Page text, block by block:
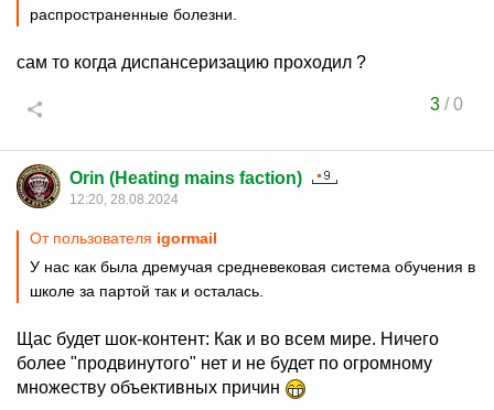
распространенные болезни.
сам то когда диспансеризацию проходил ?
3/0
Orin (Heating mains faction)
12:20, 28.08.2024
От пользователя igormail
У нас как была дремучая средневековая система обучения в
школе за партой так и осталась.
Щас будет шок-контент: Как и во всем мире. Ничего
более "продвинутого" нет и не будет по огромному
множеству объективных причин